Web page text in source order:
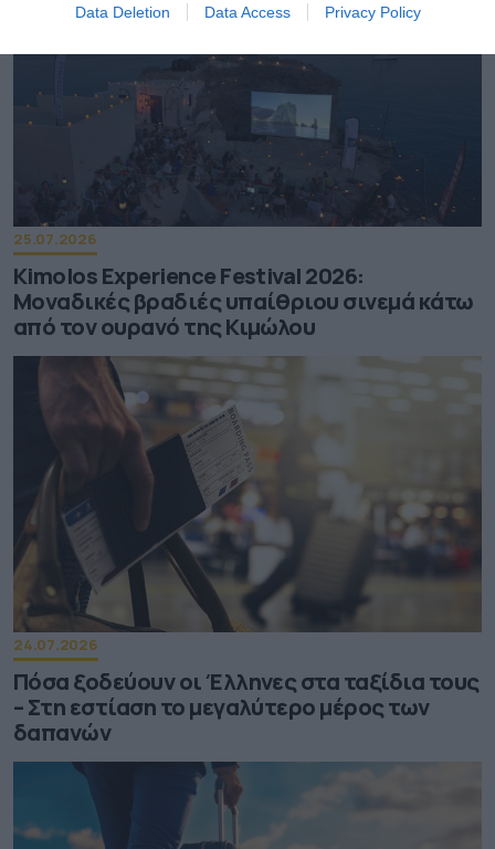
Data Deletion Data Access Privacy Policy
25.07.2026
Kimolos Experience Festival 2026:
Μοναδικές βραδιές υπαίθριου σινεμά κάτω
από τον ουρανό της Κιμώλου
24.07.2026
Πόσα ξοδεύουν οι Έλληνες στα ταξίδια τους
– Στη εστίαση το μεγαλύτερο μέρος των
δαπανών